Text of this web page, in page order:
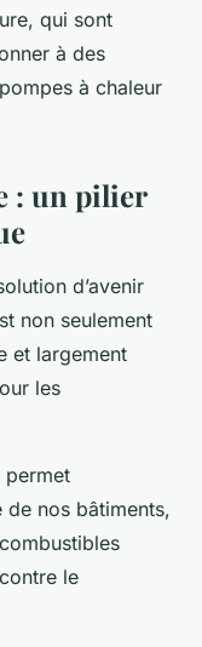
qui sont
à des
à chaleur
: un pilier
d’avenir
non seulement
et largement
les
permet
de nos bâtiments,
le